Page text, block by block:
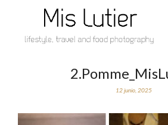
12 junio, 2025